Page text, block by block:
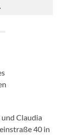
und Claudia
40 in